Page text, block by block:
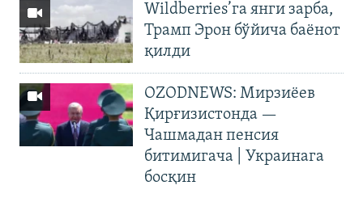
Wildberries’га янги зарба,
Трамп Эрон бўйича баёнот
қилди
OZODNEWS: Мирзиёев
Қирғизистонда —
Чашмадан пенсия
битимигача | Украинага
босқин